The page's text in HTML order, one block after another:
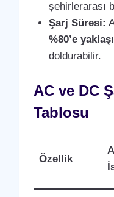
şehirlerarası
Şarj Süresi:
%80’e
doldurabilir.
AC ve DC
Tablosu
Özellik